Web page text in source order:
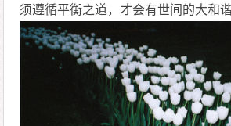
须遵循平衡之道，才会有世间的大和